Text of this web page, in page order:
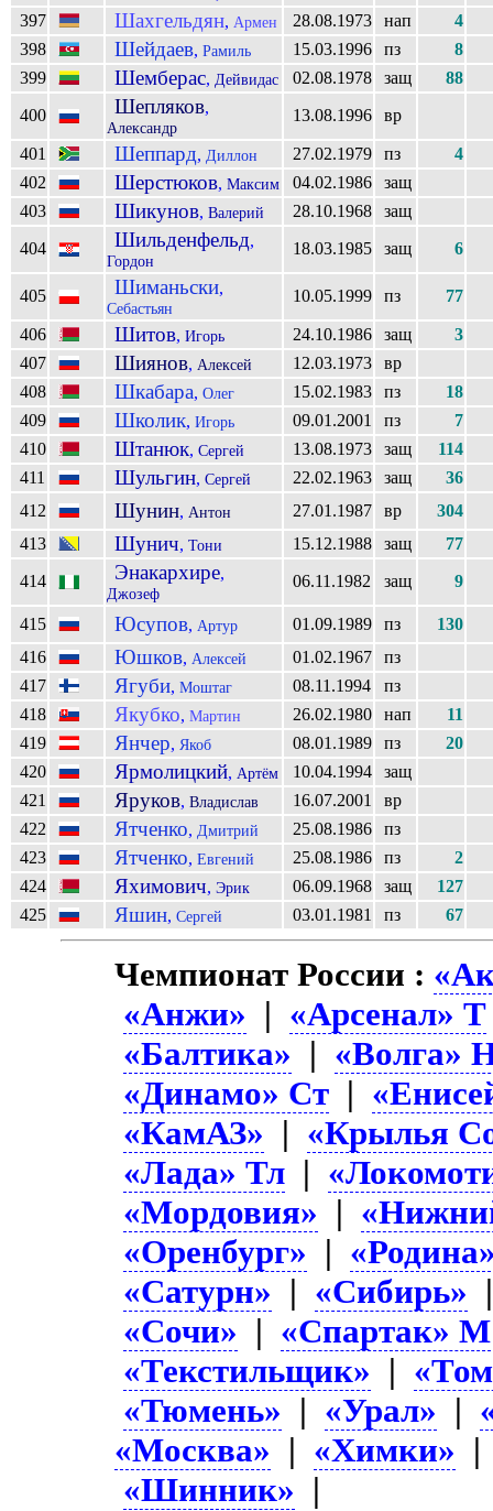
397
Шахгельдян, Армен 28.08.1973 нап
4
398
Шейдаев, Рамиль 15.03.1996 пз
8
399
Шемберас, Дейвидас 02.08.1978 защ
88
400
Шепляков,
Александр
13.08.1996 вр
401 Шеппард, Диллон 27.02.1979 пз
4
402
Шерстюков, Максим 04.02.1986
защ
403
Шикунов, Валерий 28.10.1968
защ
404
Шильденфельд,
Гордон
18.03.1985 защ 6
405 Шиманьски,
Себастьян
10.05.1999 пз 77
406 Шитов, Игорь 24.10.1986 защ
3
407
Шиянов, Алексей 12.03.1973
вр
408
Шкабара, Олег 15.02.1983 пз
18
409
Школик, Игорь 09.01.2001 пз
7
410
Штанюк, Сергей 13.08.1973 защ
114
411
Шульгин, Сергей 22.02.1963 защ
36
412
Шунин, Антон 27.01.1987 вр
304
413
Шунич, Тони 15.12.1988 защ
77
414
Энакархире,
Джозеф
06.11.1982 защ 9
415 Юсупов, Артур 01.09.1989 пз
130
416
Юшков, Алексей 01.02.1967
пз
417
Ягуби, Моштаг 08.11.1994
пз
418
Якубко, Мартин 26.02.1980 нап
11
419
Янчер, Якоб 08.01.1989 пз
20
420
Ярмолицкий, Артём 10.04.1994
защ
421
Яруков, Владислав 16.07.2001
вр
422
Ятченко, Дмитрий 25.08.1986
пз
423
Ятченко, Евгений 25.08.1986 пз
2
424
Яхимович, Эрик 06.09.1968 защ
127
425
Яшин, Сергей 03.01.1981 пз 67
Чемпионат России :
«Анжи» | «Арсенал» Т
«Балтика» | «Волга»
«Динамо» Ст |
«КамАЗ» | «Крылья
«Лада» Тл |
«Мордовия» |
«Оренбург» |
«Сатурн» | «Сибирь»
«Сочи» | «Спартак» М
«Текстильщик» |
«Тюмень» | «Урал» |
«Москва» | «Химки»
«Шинник» |